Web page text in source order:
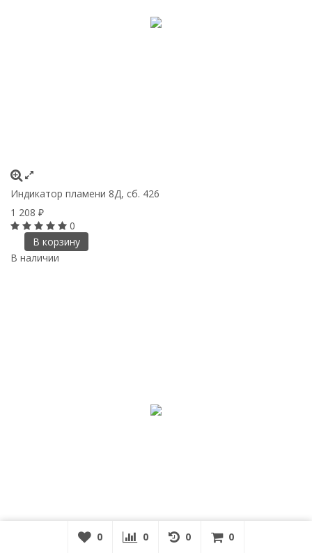
Индикатор пламени 8Д, сб. 426
1 208 ₽
0
В корзину
В наличии
0 0 0 0